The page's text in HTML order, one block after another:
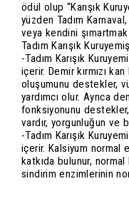
ödül olup “Karışık
yüzden Tadım
veya kendini
Tadım Karışık
-Tadım Karışık
içerir. Demir kırmızı
oluşumunu destekler,
yardımcı olur. Ayrıca
fonksiyonunu
vardır, yorgunluğun ve
-Tadım Karışık
içerir. Kalsiyum normal
katkıda bulunur,
sindirim enzimlerinin